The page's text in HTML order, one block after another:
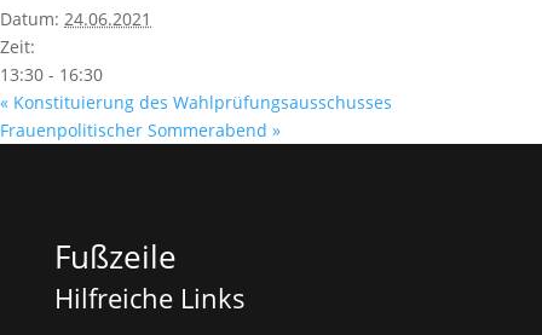
Datum: 24.06.2021
Zeit:
13:30 - 16:30
« Konstituierung des Wahlprüfungsausschusses
Frauenpolitischer Sommerabend »
Fußzeile
Hilfreiche Links